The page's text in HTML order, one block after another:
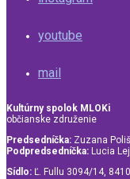
youtube
mail
Kultúrny spolok MLOKi
občianske združenie
Predsedníčka: Zuzana
Podpredsedníčka: Lucia
Sídlo: Ľ. Fullu 3094/14,